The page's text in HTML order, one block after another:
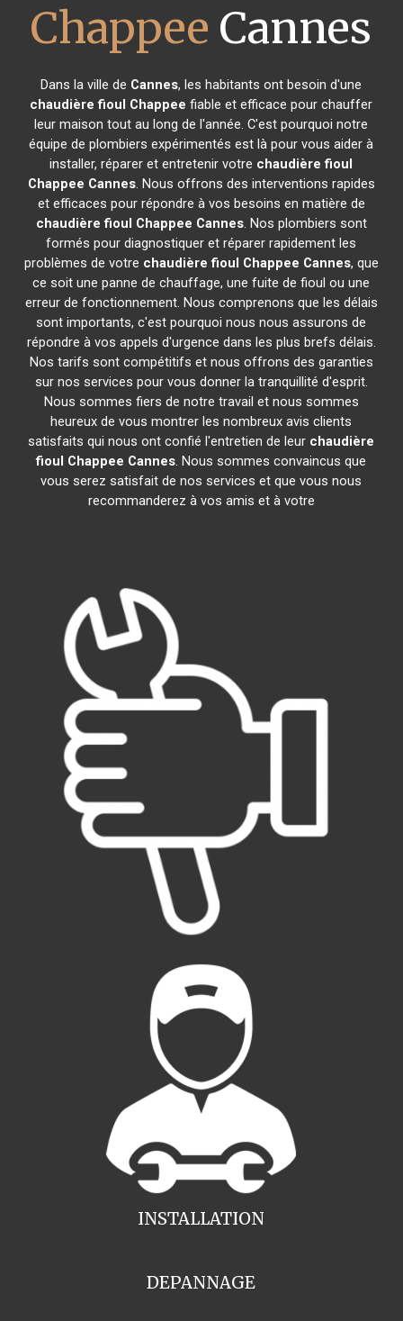
Chappee Cannes
Dans la ville de Cannes, les habitants ont besoin d'une
chaudière fioul Chappee fiable et efficace pour chauffer
leur maison tout au long de l'année. C'est pourquoi notre
équipe de plombiers expérimentés est là pour vous aider à
installer, réparer et entretenir votre chaudière fioul
Chappee Cannes. Nous offrons des interventions rapides
et efficaces pour répondre à vos besoins en matière de
chaudière fioul Chappee Cannes. Nos plombiers sont
formés pour diagnostiquer et réparer rapidement les
problèmes de votre chaudière fioul Chappee Cannes, que
ce soit une panne de chauffage, une fuite de fioul ou une
erreur de fonctionnement. Nous comprenons que les délais
sont importants, c'est pourquoi nous nous assurons de
répondre à vos appels d'urgence dans les plus brefs délais.
Nos tarifs sont compétitifs et nous offrons des garanties
sur nos services pour vous donner la tranquillité d'esprit.
Nous sommes fiers de notre travail et nous sommes
heureux de vous montrer les nombreux avis clients
satisfaits qui nous ont confié l'entretien de leur chaudière
fioul Chappee Cannes. Nous sommes convaincus que
vous serez satisfait de nos services et que vous nous
recommanderez à vos amis et à votre
INSTALLATION
DEPANNAGE